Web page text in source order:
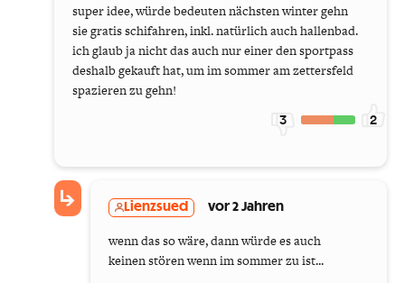
super idee, würde bedeuten nächsten winter gehn
sie gratis schifahren, inkl. natürlich auch hallenbad.
ich glaub ja nicht das auch nur einer den sportpass
deshalb gekauft hat, um im sommer am zettersfeld
spazieren zu gehn!
3 2
Lienzsued vor 2 Jahren
wenn das so wäre, dann würde es auch
keinen stören wenn im sommer zu ist...